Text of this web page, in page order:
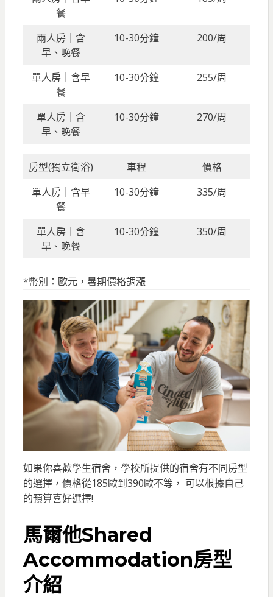
餐
兩人房｜含
早、晚餐
10-30分鐘 200/周
單人房｜含早
餐
10-30分鐘 255/周
單人房｜含
早、晚餐
10-30分鐘 270/周
房型(獨立衛浴) 車程
價格
單人房｜含早
餐
10-30分鐘 335/周
單人房｜含
早、晚餐
10-30分鐘 350/周
*幣別：歐元，暑期價格調漲
如果你喜歡學生宿舍，學校所提供的宿舍有不同房型
的選擇，價格從185歐到390歐不等， 可以根據自己
的預算喜好選擇!
馬爾他Shared
Accommodation房型
介紹